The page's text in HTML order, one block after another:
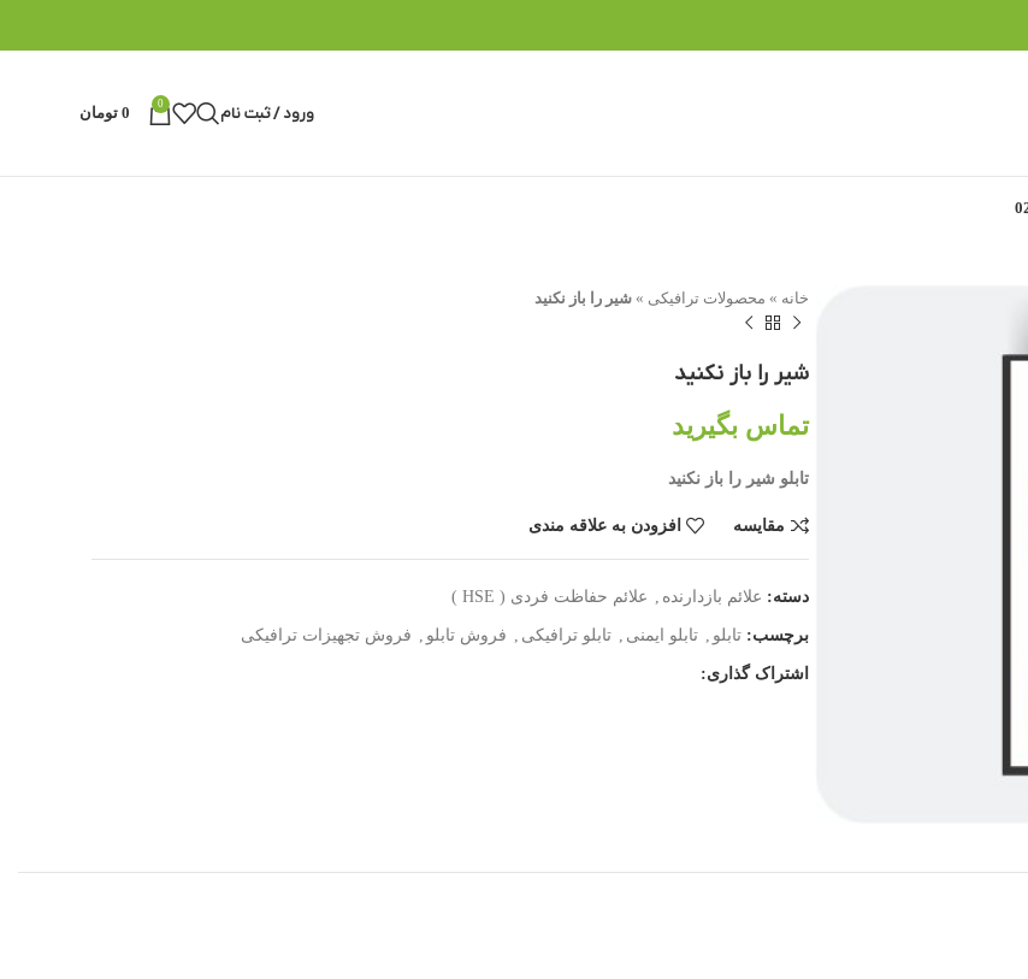
ورود / ثبت نام 0
0 تومان
خانه » محصولات ترافیکی » شیر را باز نکنید
شیر را باز نکنید
تماس بگیرید
تابلو شیر را باز نکنید
مقایسه افزودن به علاقه مندی
دسته: علائم بازدارنده , علائم حفاظت فردی ( HSE )
برچسب: تابلو , تابلو ایمنی , تابلو ترافیکی , فروش تابلو , فروش تجهیزات ترافیکی
اشتراک گذاری: